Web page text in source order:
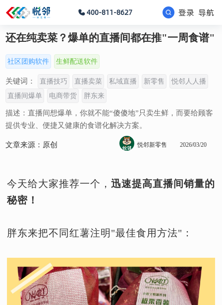
400-811-8627 登录 导航
还在纯卖菜？爆单的直播间都在推"一周食谱"
社区团购软件 生鲜配送软件
关键词： 直播技巧 直播卖菜 私域直播 新零售
悦邻人人播
直播间爆单
电商带货 胖东来
描述：直播间想爆单，你就不能“傻傻地”只卖生鲜，而要给顾客
提供专业、便捷又健康的食谱化解决方案。
文章来源：原创 悦邻新零售 2026/03/20
今天给大家推荐一个， 迅速提高直播间销量的
秘密！
胖东来把不同红薯注明"最佳食用方法"：